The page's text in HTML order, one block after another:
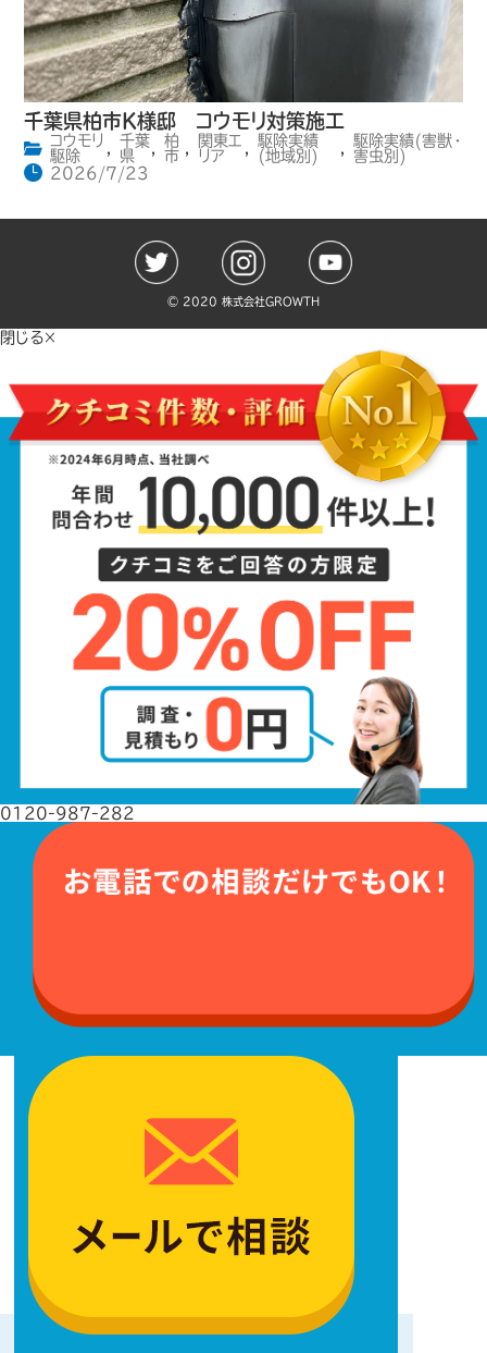
千葉県柏市K様邸 コウモリ対策施工
コウモリ
駆除
,
千葉
県
,
柏
市 ,
関東エ
リア
,
駆除実績
(地域別)
,
駆除実績(害獣・
害虫別)
2026/7/23
©️ 2020 株式会社GROWTH
閉じる×
0120-987-282